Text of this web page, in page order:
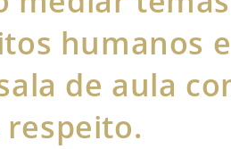
humanos e
de aula